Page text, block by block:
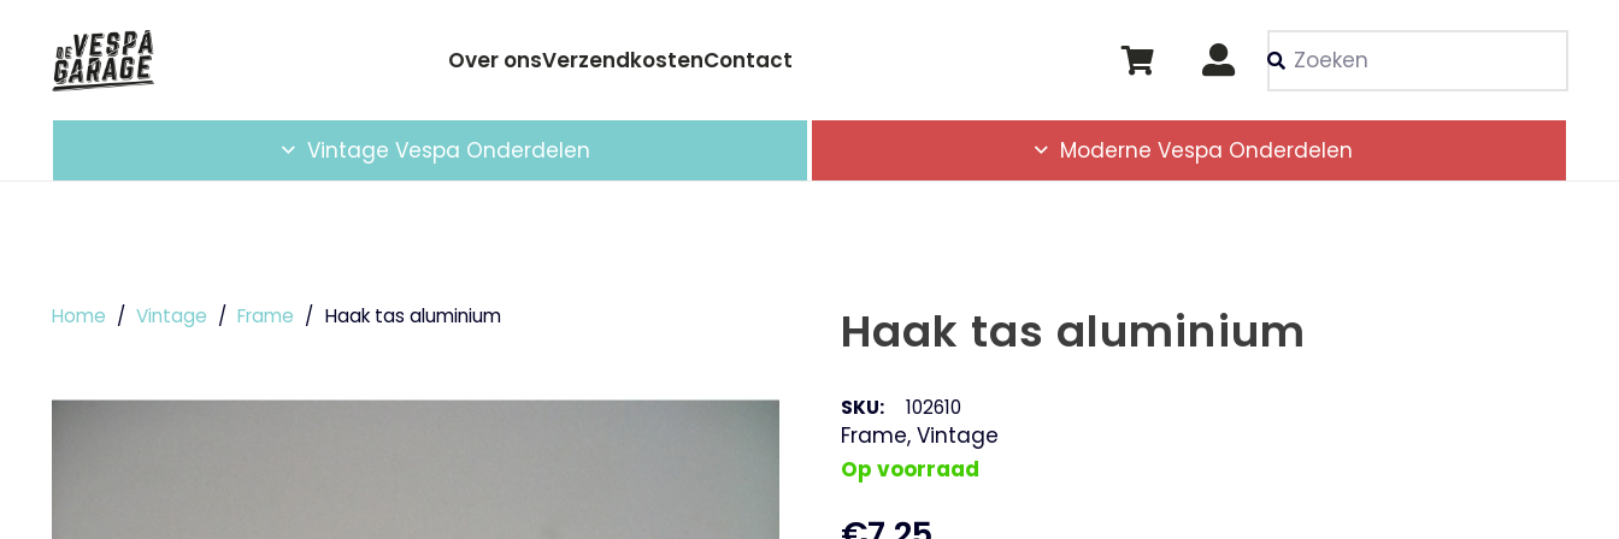
Over onsVerzendkostenContact
Als de resultaten voor
Vintage Vespa Onderdelen Moderne Vespa Onderdelen
Home / Vintage / Frame / Haak tas aluminium Haak tas aluminium
SKU: 102610
Frame, Vintage
Op voorraad